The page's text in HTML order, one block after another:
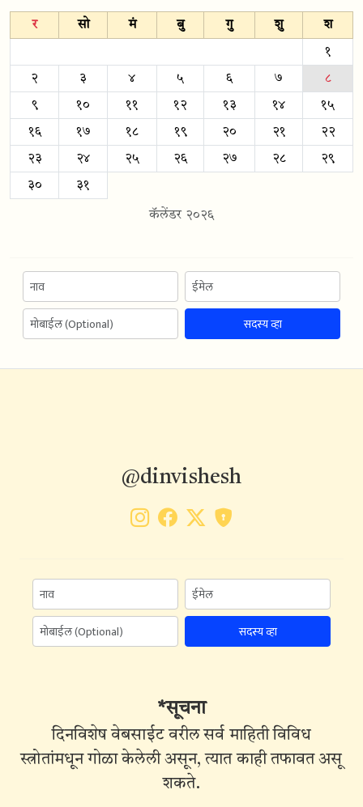
र सो मं बु गु शु श
१
२ ३ ४ ५ ६ ७ ८
९ १० ११ १२ १३ १४ १५
१६ १७ १८ १९ २० २१ २२
२३ २४ २५ २६ २७ २८ २९
३० ३१
कॅलेंडर २०२६
सदस्य व्हा
@dinvishesh
सदस्य व्हा
*सूचना
दिनविशेष वेबसाईट वरील सर्व माहिती विविध
स्त्रोतांमधून गोळा केलेली असून, त्यात काही तफावत असू
शकते.